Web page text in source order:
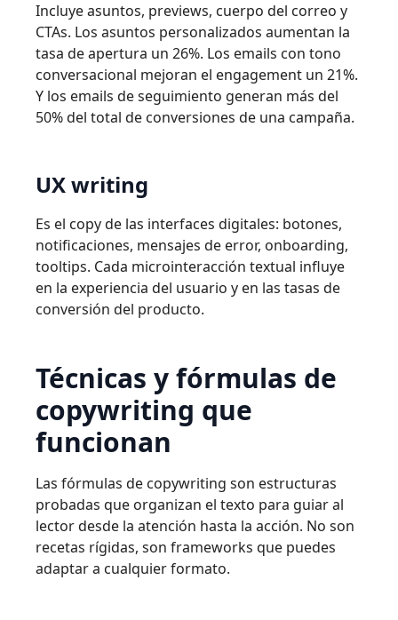
Incluye asuntos, previews, cuerpo del correo y
CTAs. Los asuntos personalizados aumentan la
tasa de apertura un 26%. Los emails con tono
conversacional mejoran el engagement un 21%.
Y los emails de seguimiento generan más del
50% del total de conversiones de una campaña.
UX writing
Es el copy de las interfaces digitales: botones,
notificaciones, mensajes de error, onboarding,
tooltips. Cada microinteracción textual influye
en la experiencia del usuario y en las tasas de
conversión del producto.
Técnicas y fórmulas de
copywriting que
funcionan
Las fórmulas de copywriting son estructuras
probadas que organizan el texto para guiar al
lector desde la atención hasta la acción. No son
recetas rígidas, son frameworks que puedes
adaptar a cualquier formato.